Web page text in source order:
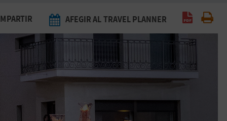
AFEGIR AL TRAVEL PLANNER Generar